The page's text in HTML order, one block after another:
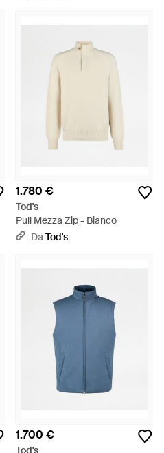
1.780 €
Tod's
Pull Mezza Zip - Bianco
DaTod's
1.700 €
Tod's